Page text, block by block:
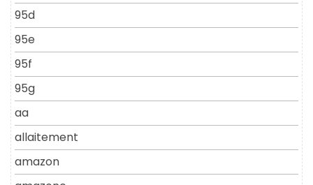
95d
95e
95f
95g
aa
allaitement
amazon